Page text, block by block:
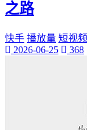
之路
快手 播放量 短视频
2026-06-25
368